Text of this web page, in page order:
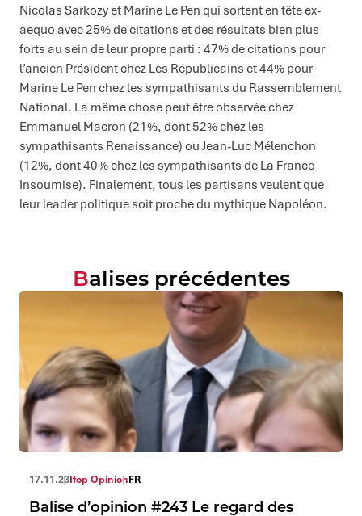
Nicolas Sarkozy et Marine Le Pen qui sortent en tête ex-
aequo avec 25% de citations et des résultats bien plus
forts au sein de leur propre parti : 47% de citations pour
l’ancien Président chez Les Républicains et 44% pour
Marine Le Pen chez les sympathisants du Rassemblement
National. La même chose peut être observée chez
Emmanuel Macron (21%, dont 52% chez les
sympathisants Renaissance) ou Jean-Luc Mélenchon
(12%, dont 40% chez les sympathisants de La France
Insoumise). Finalement, tous les partisans veulent que
leur leader politique soit proche du mythique Napoléon.
Balises précédentes
17.11.23Ifop OpinionFR
Balise d’opinion #243 Le regard des